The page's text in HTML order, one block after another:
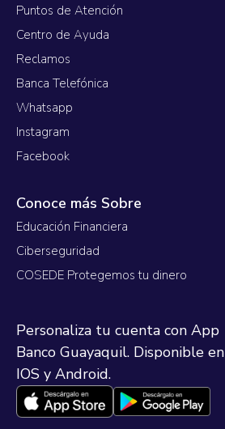
Puntos de Atención
Centro de Ayuda
Reclamos
Banca Telefónica
Whatsapp
Instagram
Facebook
Conoce más Sobre
Educación Financiera
Ciberseguridad
COSEDE Protegemos tu dinero
Personaliza tu cuenta con App
Banco Guayaquil. Disponible en
IOS y Android.